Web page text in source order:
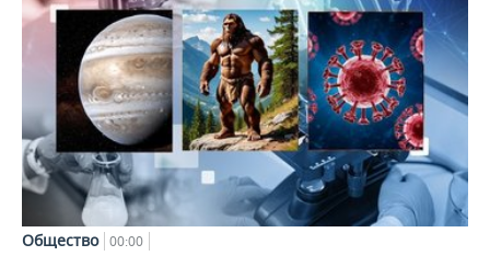
Общество 00:00